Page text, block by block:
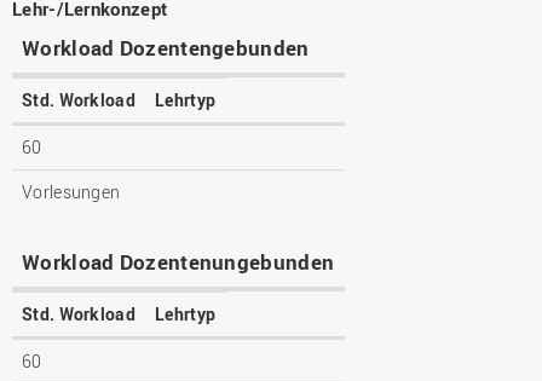
Lehr-/Lernkonzept
Workload Dozentengebunden
Std. Workload Lehrtyp
60
Vorlesungen
Workload Dozentenungebunden
Std. Workload Lehrtyp
60